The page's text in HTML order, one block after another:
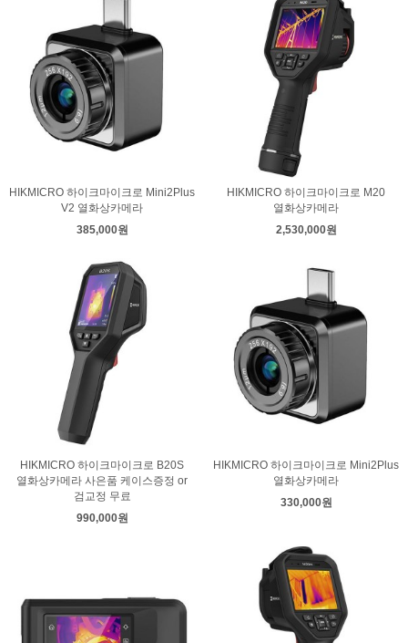
HIKMICRO 하이크마이크로 Mini2Plus
V2 열화상카메라
385,000원
HIKMICRO 하이크마이크로 M20
열화상카메라
2,530,000원
HIKMICRO 하이크마이크로 B20S
열화상카메라 사은품 케이스증정 or
검교정 무료
990,000원
HIKMICRO 하이크마이크로 Mini2Plus
열화상카메라
330,000원